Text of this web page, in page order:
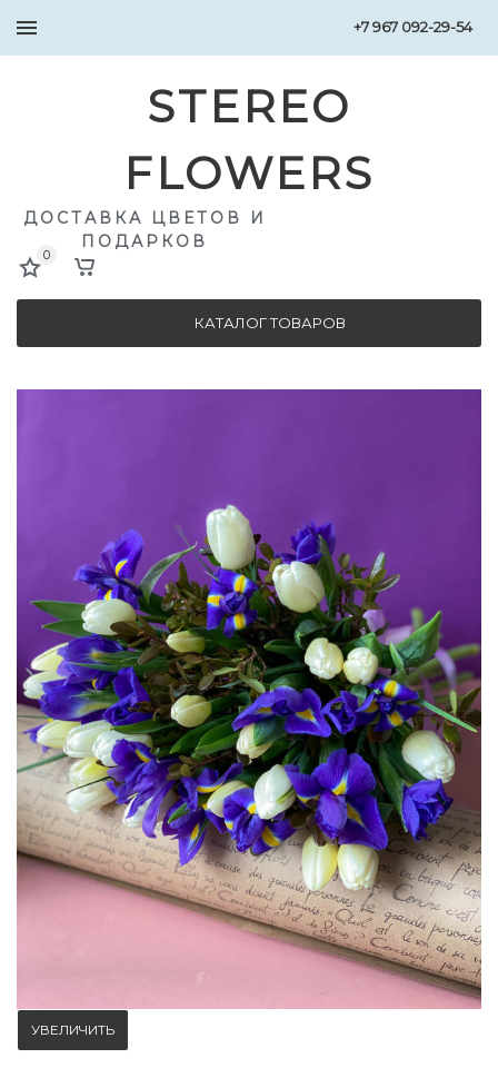
+7 967 092-29-54
STEREO
FLOWERS
ДОСТАВКА ЦВЕТОВ И
ПОДАРКОВ
0
КАТАЛОГ ТОВАРОВ
УВЕЛИЧИТЬ